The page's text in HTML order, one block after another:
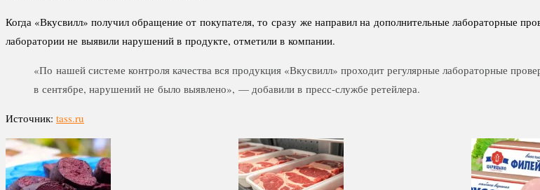
Когда «Вкусвилл» получил обращение от покупателя, то сразу же направил на дополнительные лабораторные
лаборатории не выявили нарушений в продукте, отметили в компании.
«По нашей системе контроля качества вся продукция «Вкусвилл» проходит регулярные лабораторные
в сентябре, нарушений не было выявлено», — добавили в пресс-службе ретейлера.
Источник: tass.ru